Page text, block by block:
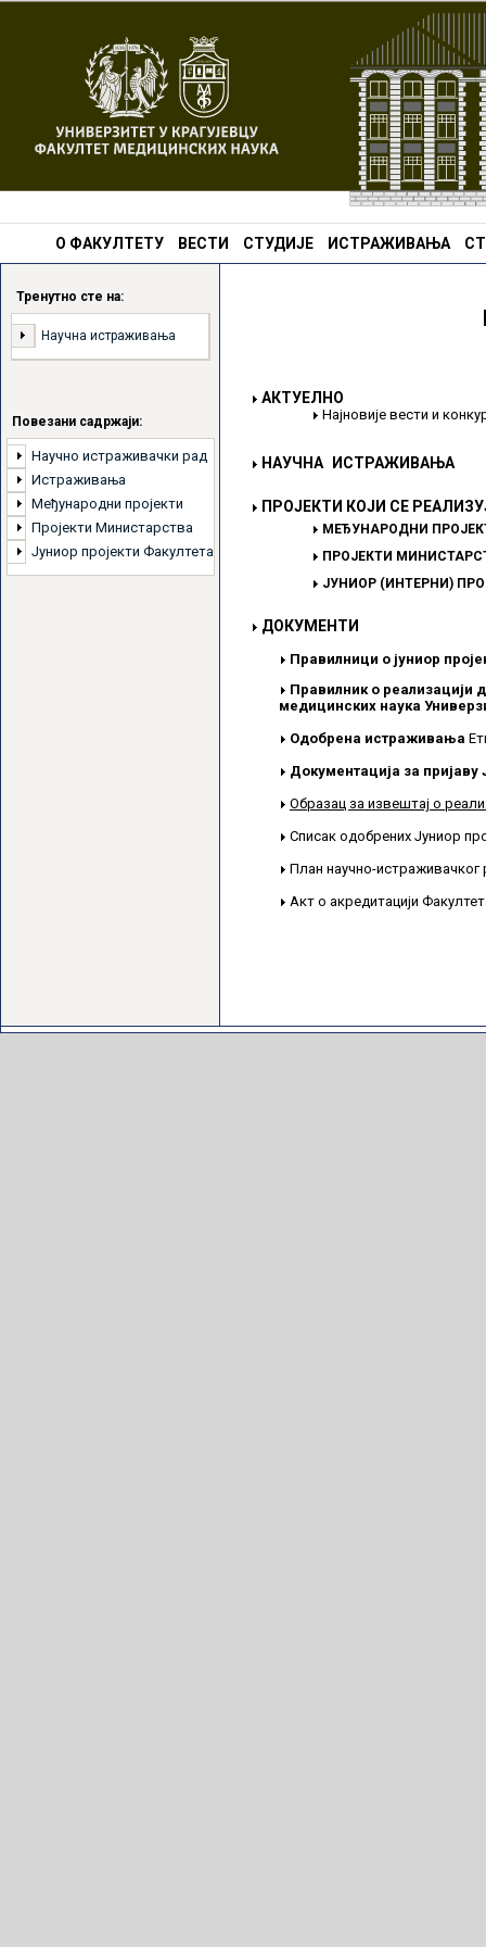
О ФАКУЛТЕТУ ВЕСТИ СТУДИЈЕ ИСТРАЖИВАЊА
Тренутно сте на:
Научна истраживања
Повезани садржаји:
Научно истраживачки рад
Истраживања
Међународни пројекти
Пројекти Министарства
Јуниор пројекти Факултета
АКТУЕЛНО
Најновије вести и
НАУЧНА ИСТРАЖИВАЊА
ПРОЈЕКТИ КОЈИ СЕ
МЕЂУНАРОДНИ
ПРОЈЕКТИ
ЈУНИОР (ИНТЕРНИ)
ДОКУМЕНТИ
Правилници о јуниор
Правилник о реализацији
медицинских наука
Одобрена истраживања
Документација за
Образац за извештај о
Списак одобрених Јуниор
План научно-истраживачког
Акт о акредитацији